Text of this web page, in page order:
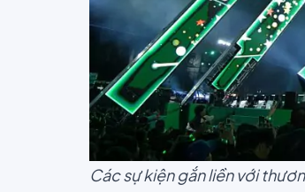
Các sự kiện gắn liền với